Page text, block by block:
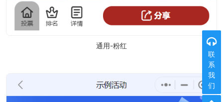
通用-粉红
联
系
我
们